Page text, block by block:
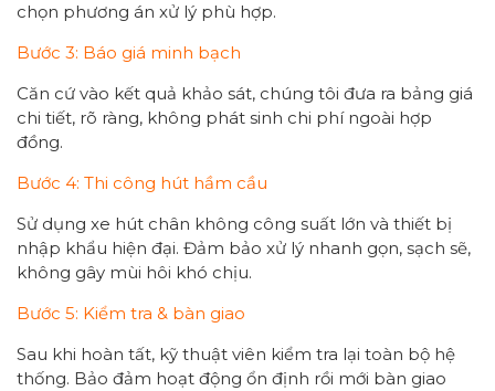
chọn phương án xử lý phù hợp.
Bước 3: Báo giá minh bạch
Căn cứ vào kết quả khảo sát, chúng tôi đưa ra bảng giá
chi tiết, rõ ràng, không phát sinh chi phí ngoài hợp
đồng.
Bước 4: Thi công hút hầm cầu
Sử dụng xe hút chân không công suất lớn và thiết bị
nhập khẩu hiện đại. Đảm bảo xử lý nhanh gọn, sạch sẽ,
không gây mùi hôi khó chịu.
Bước 5: Kiểm tra & bàn giao
Sau khi hoàn tất, kỹ thuật viên kiểm tra lại toàn bộ hệ
thống. Bảo đảm hoạt động ổn định rồi mới bàn giao